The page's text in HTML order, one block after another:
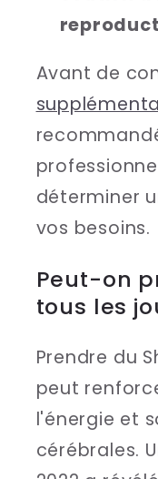
Avant de
déterminer
vos besoins.
Peut-on
tous les
Prendre du
peut
l'énergie et
cérébrales.